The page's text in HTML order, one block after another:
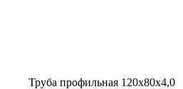
Труба профильная 120х80х4,0